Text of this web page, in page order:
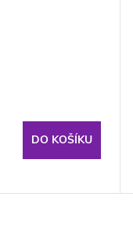
DO KOŠÍKU